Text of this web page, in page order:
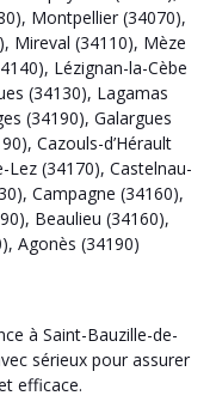
, Montpellier (34070),
, Mireval (34110), Mèze
, Lézignan-la-Cèbe
(34130), Lagamas
(34190), Galargues
, Cazouls-d’Hérault
Lez (34170), Castelnau-
, Campagne (34160),
, Beaulieu (34160),
, Agonès (34190)
à Saint-Bauzille-de-
sérieux pour assurer
efficace.